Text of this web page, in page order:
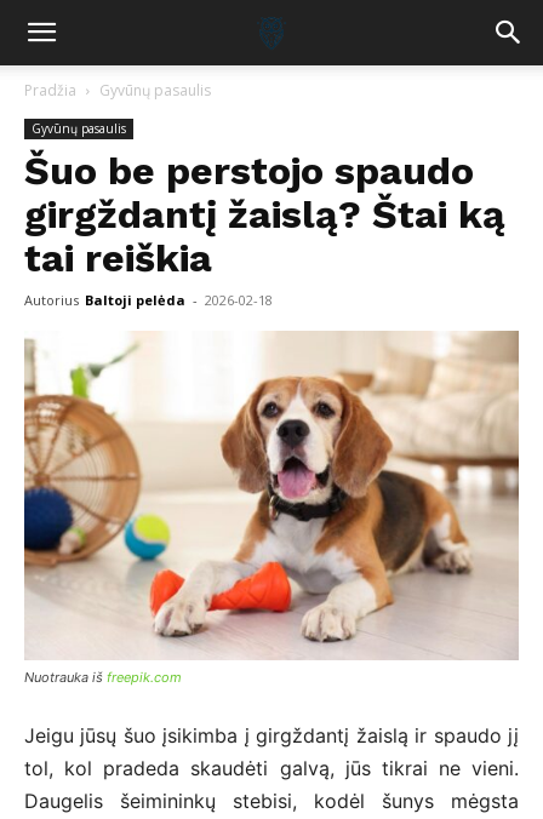
Pradžia Gyvūnų pasaulis
Gyvūnų pasaulis
Šuo be perstojo spaudo
girgždantį žaislą? Štai ką
tai reiškia
Autorius Baltoji pelėda - 2026-02-18
Nuotrauka iš freepik.com
Jeigu jūsų šuo įsikimba į girgždantį žaislą ir spaudo jį
tol, kol pradeda skaudėti galvą, jūs tikrai ne vieni.
Daugelis šeimininkų stebisi, kodėl šunys mėgsta